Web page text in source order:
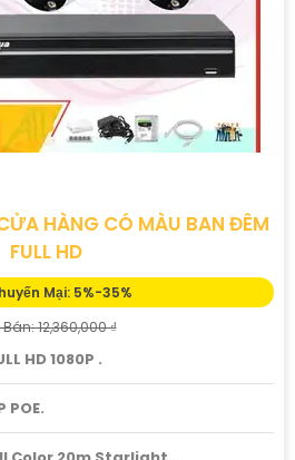
HÀNG CÓ MÀU BAN ĐÊM
FULL HD
Mại: 5%-35%
12,360,000 ₫
HD 1080P .
POE.